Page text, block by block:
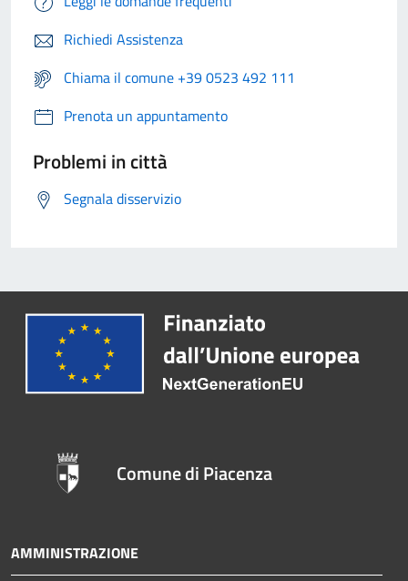
Richiedi Assistenza
Chiama il comune +39 0523 492 111
Prenota un appuntamento
Problemi in città
Segnala disservizio
Comune di Piacenza
AMMINISTRAZIONE